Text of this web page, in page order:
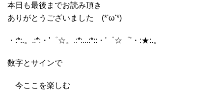
本日も最後までお読み頂き
ありがとうございました (*'ω'*)
・:*:.。.:*:・'゜☆。.:*:...:*::・'゜☆゜'・:★:.。
数字とサインで
今ここを楽しむ